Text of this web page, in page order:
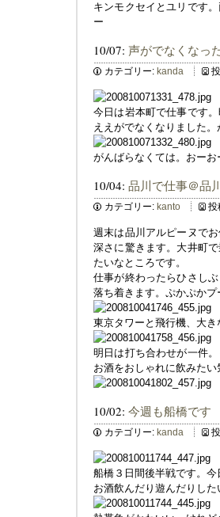
キンモクセイとユリです
ー
10/07: 声がでなくなっ
カテゴリー: kanda
今日は岩本町で仕事です
ええがでなくなりました
がんばらなくては。おーお
10/04: 品川で仕事＠品
カテゴリー: kanto 投
週末は品川アルピーヌで
深さに驚きます。大井町
たいなところです。
仕事が終わったらひさし
落ち着きます。ぷかぷか
東京タワーと飛行機、大き
明日は打ち合わせが一件
お酒をおしゃれに飲みた
10/02: 今週も船橋です
カテゴリー: kanda
船橋３日間後半戦です。今
お酒飲んだり遊んだりした